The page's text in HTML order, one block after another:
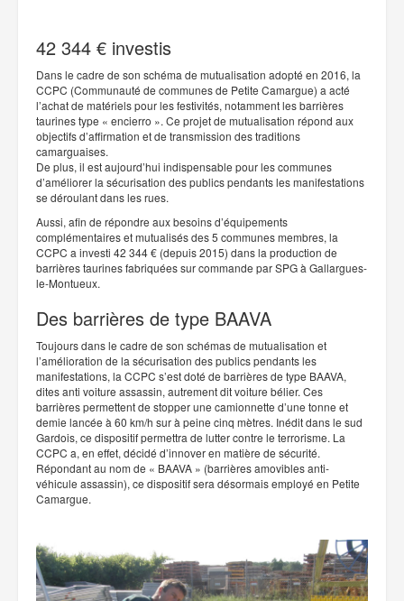
42 344 € investis
Dans le cadre de son schéma de mutualisation adopté en 2016, la
CCPC (Communauté de communes de Petite Camargue) a acté
l’achat de matériels pour les festivités, notamment les barrières
taurines type « encierro ». Ce projet de mutualisation répond aux
objectifs d’affirmation et de transmission des traditions
camarguaises.
De plus, il est aujourd’hui indispensable pour les communes
d’améliorer la sécurisation des publics pendants les manifestations
se déroulant dans les rues.
Aussi, afin de répondre aux besoins d’équipements
complémentaires et mutualisés des 5 communes membres, la
CCPC a investi 42 344 € (depuis 2015) dans la production de
barrières taurines fabriquées sur commande par SPG à Gallargues-
le-Montueux.
Des barrières de type BAAVA
Toujours dans le cadre de son schémas de mutualisation et
l’amélioration de la sécurisation des publics pendants les
manifestations, la CCPC s’est doté de barrières de type BAAVA,
dites anti voiture assassin, autrement dit voiture bélier. Ces
barrières permettent de stopper une camionnette d’une tonne et
demie lancée à 60 km/h sur à peine cinq mètres. Inédit dans le sud
Gardois, ce dispositif permettra de lutter contre le terrorisme. La
CCPC a, en effet, décidé d’innover en matière de sécurité.
Répondant au nom de « BAAVA » (barrières amovibles anti-
véhicule assassin), ce dispositif sera désormais employé en Petite
Camargue.